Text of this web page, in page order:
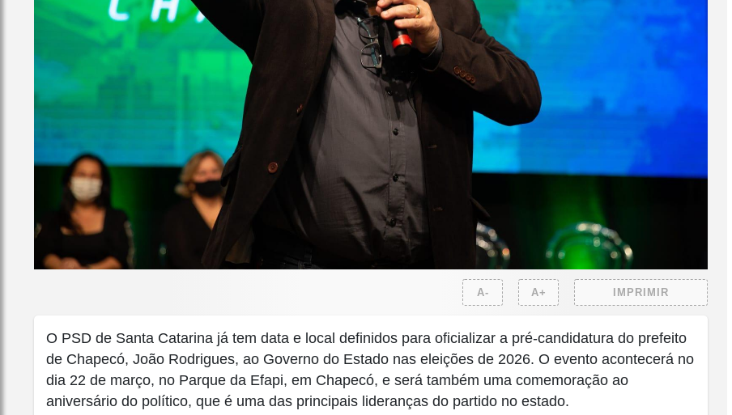
A- A+ IMPRIMIR
O PSD de Santa Catarina já tem data e local definidos para oficializar a pré-candidatura do prefeito
de Chapecó, João Rodrigues, ao Governo do Estado nas eleições de 2026. O evento acontecerá no
dia 22 de março, no Parque da Efapi, em Chapecó, e será também uma comemoração ao
aniversário do político, que é uma das principais lideranças do partido no estado.